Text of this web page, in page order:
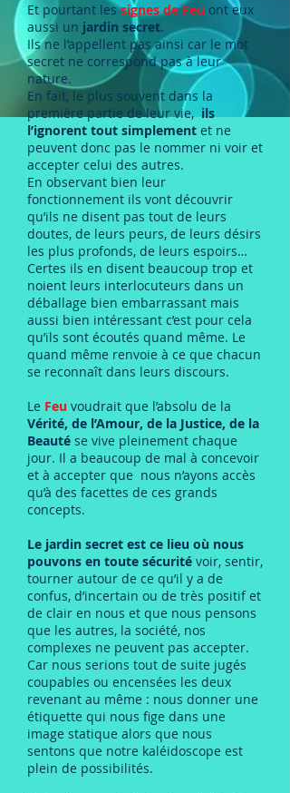
Et pourtant lessignes de Feu ont eux
aussi un jardin secret.
Ils ne l’appellent pas ainsi car le mot
secret ne correspond pas à leur
nature.
En fait, le plus souvent dans la
première partie de leur vie,ils
l’ignorent tout simplement et ne
peuvent donc pas le nommer ni voir et
accepter celui des autres.
En observant bien leur
fonctionnement ils vont découvrir
qu’ils ne disent pas tout de leurs
doutes, de leurs peurs, de leurs désirs
les plus profonds, de leurs espoirs…
Certes ils en disent beaucoup trop et
noient leurs interlocuteurs dans un
déballage bien embarrassant mais
aussi bien intéressant c’est pour cela
qu’ils sont écoutés quand même. Le
quand même renvoie à ce que chacun
se reconnaît dans leurs discours.
Le Feu voudrait que l’absolu de la
Vérité, de l’Amour, de la Justice, de la
Beauté se vive pleinement chaque
jour. Il a beaucoup de mal à concevoir
et à accepter que nous n’ayons accès
qu’à des facettes de ces grands
concepts.
Le jardin secret est ce lieu où nous
pouvons en toute sécurité voir, sentir,
tourner autour de ce qu’il y a de
confus, d’incertain ou de très positif et
de clair en nous et que nous pensons
que les autres, la société, nos
complexes ne peuvent pas accepter.
Car nous serions tout de suite jugés
coupables ou encensées les deux
revenant au même : nous donner une
étiquette qui nous fige dans une
image statique alors que nous
sentons que notre kaléidoscope est
plein de possibilités.